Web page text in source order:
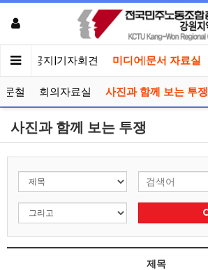
인 공지|기자회견 미디어|문서 자료실
문철 회의자료실 사진과 함께 보는 투쟁
사진과 함께 보는 투쟁
제목